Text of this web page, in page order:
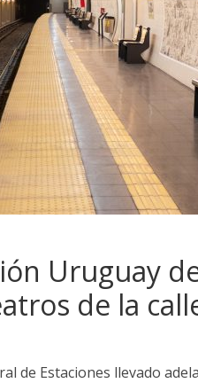
Uruguay
de la
de Estaciones llevado